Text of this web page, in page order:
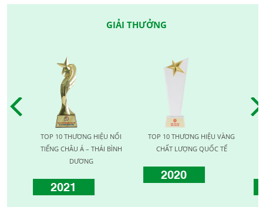
GIẢI THƯỞNG
TOP 10 THƯƠNG HIỆU NỔI
TIẾNG CHÂU Á – THÁI BÌNH
DƯƠNG
2021
TOP 10 THƯƠNG HIỆU VÀNG
CHẤT LƯỢNG QUỐC TẾ
2020